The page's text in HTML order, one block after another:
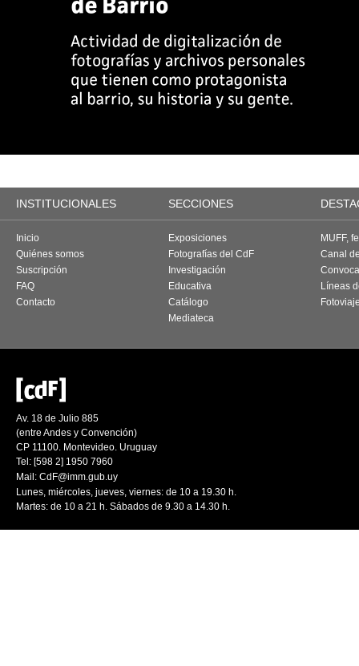
INSTITUCIONALES SECCIONES
Inicio
Quiénes somos
Suscripción
FAQ
Contacto
Exposiciones
Fotografías del CdF
Investigación
Educativa
Catálogo
Mediateca
MUFF,
Canal
Líneas
Av. 18 de Julio 885
(entre Andes y Convención)
CP 11100. Montevideo. Uruguay
Tel: [598 2] 1950 7960
Mail: CdF@imm.gub.uy
Lunes, miércoles, jueves, viernes: de 10 a 19.30 h.
Martes: de 10 a 21 h. Sábados de 9.30 a 14.30 h.